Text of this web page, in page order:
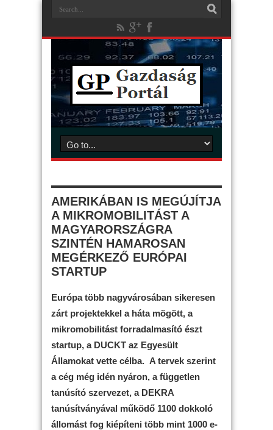
AMERIKÁBAN IS MEGÚJÍTJA
A MIKROMOBILITÁST A
MAGYARORSZÁGRA
SZINTÉN HAMAROSAN
MEGÉRKEZŐ EURÓPAI
STARTUP
Európa több nagyvárosában sikeresen
zárt projektekkel a háta mögött, a
mikromobilitást forradalmasító észt
startup, a DUCKT az Egyesült
Államokat vette célba. A tervek szerint
a cég még idén nyáron, a független
tanúsító szervezet, a DEKRA
tanúsítványával működő 1100 dokkoló
állomást fog kiépíteni több mint 1000 e-